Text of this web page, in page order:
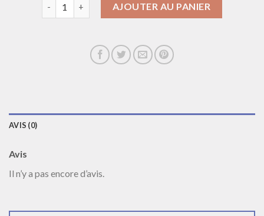
AJOUTER AU PANIER
AVIS (0)
Avis
Il n’y a pas encore d’avis.